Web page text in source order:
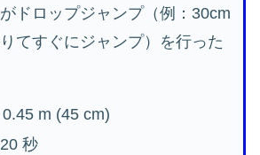
ドロップジャンプ（例：30cm
てすぐにジャンプ）を行った
m (45 cm)
秒